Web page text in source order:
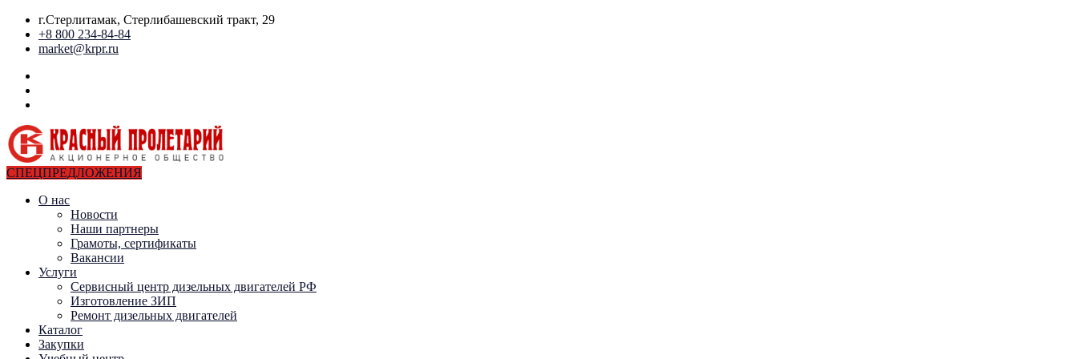
г.Стерлитамак, Стерлибашевский тракт, 29
+8 800 234-84-84
market@krpr.ru
СПЕЦПРЕДЛОЖЕНИЯ
О нас
Новости
Наши партнеры
Грамоты, сертификаты
Вакансии
Услуги
Сервисный центр дизельных двигателей РФ
Изготовление ЗИП
Ремонт дизельных двигателей
Каталог
Закупки